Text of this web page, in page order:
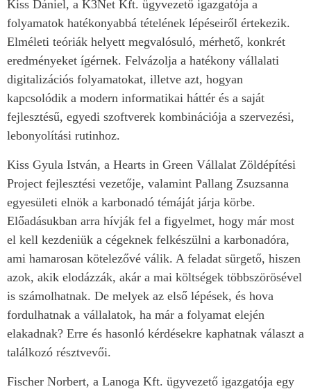
Kiss Dániel, a K3Net Kft. ügyvezető igazgatója a
folyamatok hatékonyabbá tételének lépéseiről értekezik.
Elméleti teóriák helyett megvalósuló, mérhető, konkrét
eredményeket ígérnek. Felvázolja a hatékony vállalati
digitalizációs folyamatokat, illetve azt, hogyan
kapcsolódik a modern informatikai háttér és a saját
fejlesztésű, egyedi szoftverek kombinációja a szervezési,
lebonyolítási rutinhoz.
Kiss Gyula István, a Hearts in Green Vállalat Zöldépítési
Project fejlesztési vezetője, valamint Pallang Zsuzsanna
egyesületi elnök a karbonadó témáját járja körbe.
Előadásukban arra hívják fel a figyelmet, hogy már most
el kell kezdeniük a cégeknek felkészülni a karbonadóra,
ami hamarosan kötelezővé válik. A feladat sürgető, hiszen
azok, akik elodázzák, akár a mai költségek többszörösével
is számolhatnak. De melyek az első lépések, és hova
fordulhatnak a vállalatok, ha már a folyamat elején
elakadnak? Erre és hasonló kérdésekre kaphatnak választ a
találkozó résztvevői.
Fischer Norbert, a Lanoga Kft. ügyvezető igazgatója egy